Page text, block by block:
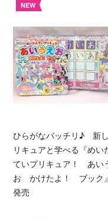
NEW
ひらがなバッチリ♪ 新
リキュアと学べる『めい
ていプリキュア！ あい
お かけたよ！ ブック
発売